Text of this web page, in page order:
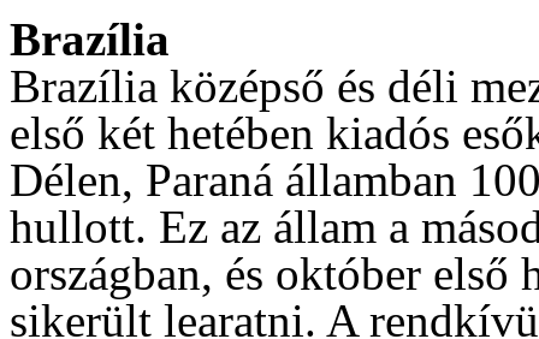
Brazília
Brazília középső és déli
első két hetében kiadós
Délen, Paraná államban
hullott. Ez az állam a
országban, és október első
sikerült learatni. A